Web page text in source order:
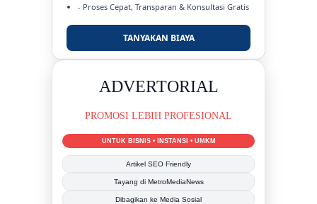
- Proses Cepat, Transparan & Konsultasi Gratis
TANYAKAN BIAYA
DUKUNG KAMI
BERSAMA METROMEDIANEWS.CO
MEDIA INFORMASI TERPERCAYA
Publikasi Kegiatan
Berita Promosi
Tingkatkan Branding Anda